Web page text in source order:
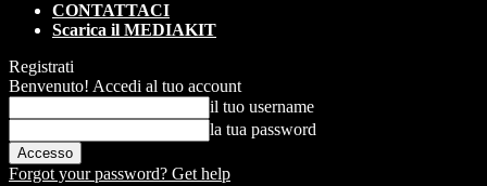
CONTATTACI
Scarica il MEDIAKIT
Registrati
Benvenuto! Accedi al tuo account
il tuo username
la tua password
Forgot your password? Get help